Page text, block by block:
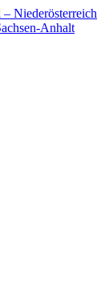
Niederösterreich
Anhalt